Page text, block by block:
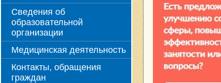
Сведения об
образовательной
организации
Медицинская деятельность
Контакты, обращения
граждан